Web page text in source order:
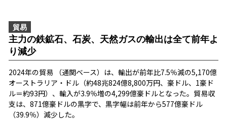
貿易
主力の鉄鉱石、石炭、天然ガスの輸出は全て前年よ
り減少
2024年の貿易 （通関ベース）は、輸出が前年比7.5％減の5,170億
オーストラリア・ドル（約48兆824億8,800万円、豪ドル、1豪ド
ル＝約93円）、輸入が3.9％増の4,299億豪ドルとなった。貿易収
支は、871億豪ドルの黒字で、黒字幅は前年から577億豪ドル
（39.9％）減少した。